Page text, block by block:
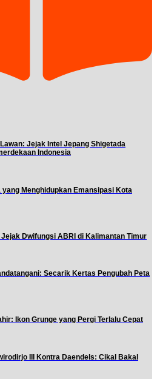
Jejak Intel Jepang Shigetada
Indonesia
Menghidupkan Emansipasi Kota
Dwifungsi ABRI di Kalimantan Timur
Secarik Kertas Pengubah Peta
Ikon Grunge yang Pergi Terlalu Cepat
III Kontra Daendels: Cikal Bakal